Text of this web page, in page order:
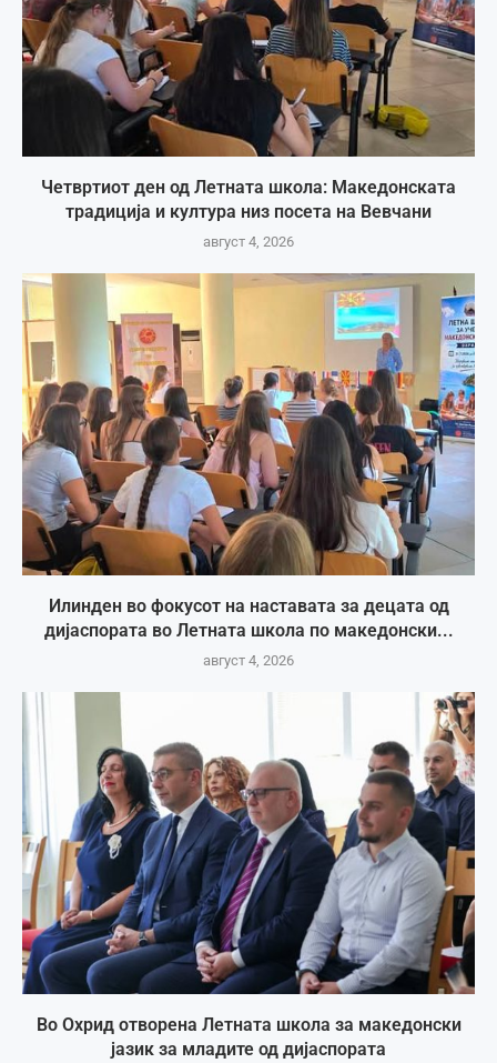
Четвртиот ден од Летната школа: Македонската
традиција и култура низ посета на Вевчани
август 4, 2026
Илинден во фокусот на наставата за децата од
дијаспората во Летната школа по македонски...
август 4, 2026
Во Охрид отворена Летната школа за македонски
јазик за младите од дијаспората